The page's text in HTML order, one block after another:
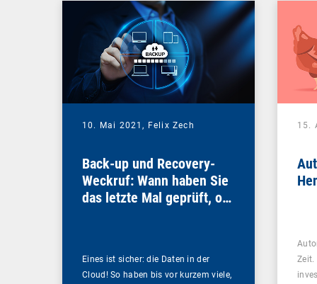
10. Mai 2021, Felix Zech
Back-up und Recovery-
Weckruf: Wann haben Sie
das letzte Mal geprüft, ob
Eines ist sicher: die Daten in der
Cloud! So haben bis vor kurzem viele,
15.
Zeit.